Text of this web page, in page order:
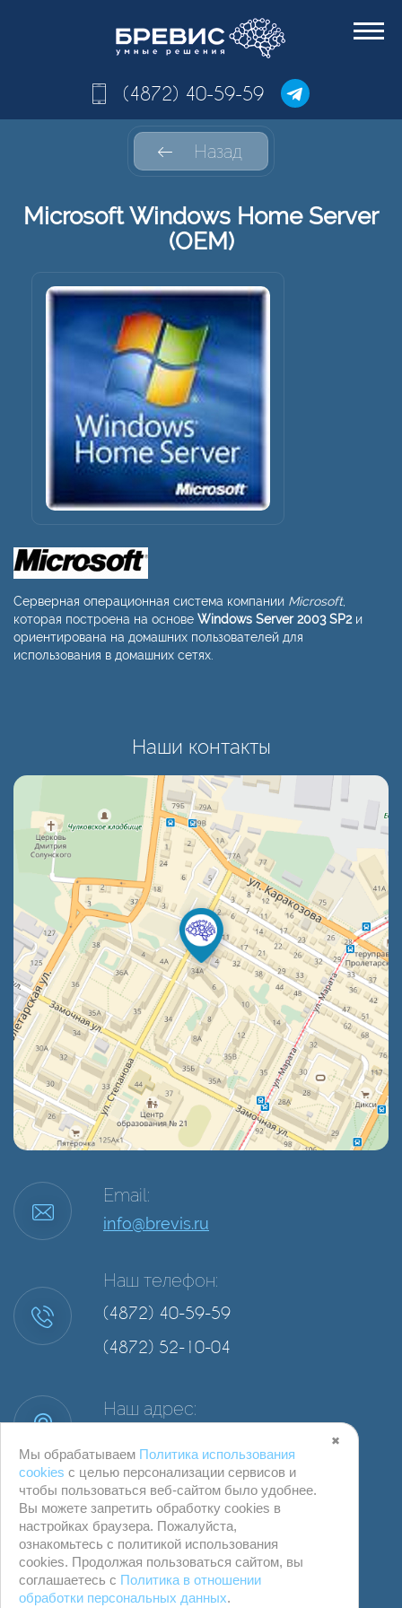
(4872) 40-59-59
Назад
Microsoft Windows Home Server
(OEM)
Серверная операционная система компании Microsoft,
которая построена на основе Windows Server 2003 SP2и
ориентирована на домашних пользователей для
использования в домашних сетях.
Наши контакты
Email:
info@brevis.ru
Наш телефон:
(4872) 40-59-59
(4872) 52-10-04
Наш адрес:
✖
Мы обрабатываем Политика использования
cookies с целью персонализации сервисов и
чтобы пользоваться веб-сайтом было удобнее.
Вы можете запретить обработку сookies в
настройках браузера. Пожалуйста,
ознакомьтесь с политикой использования
cookies. Продолжая пользоваться сайтом, вы
соглашаетесь с Политика в отношении
обработки персональных данных.